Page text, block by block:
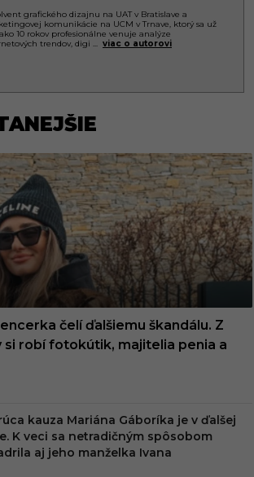
grafického dizajnu na UAT v Bratislave a
komunikácie na UCM v Trnave, ktorý sa už
10 rokov profesionálne venuje analýze
trendov, digi ... viac o autorovi
čelí ďalšiemu škandálu. Z
si robí fotokútik, majitelia penia a
kauza Mariána Gáboríka je v ďalšej
K veci sa netradičným spôsobom
aj jeho manželka Ivana